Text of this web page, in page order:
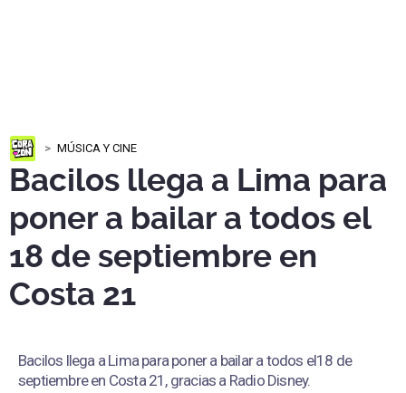
MÚSICA Y CINE
Bacilos llega a Lima para
poner a bailar a todos el
18 de septiembre en
Costa 21
Bacilos llega a Lima para poner a bailar a todos el18 de
septiembre en Costa 21, gracias a Radio Disney.